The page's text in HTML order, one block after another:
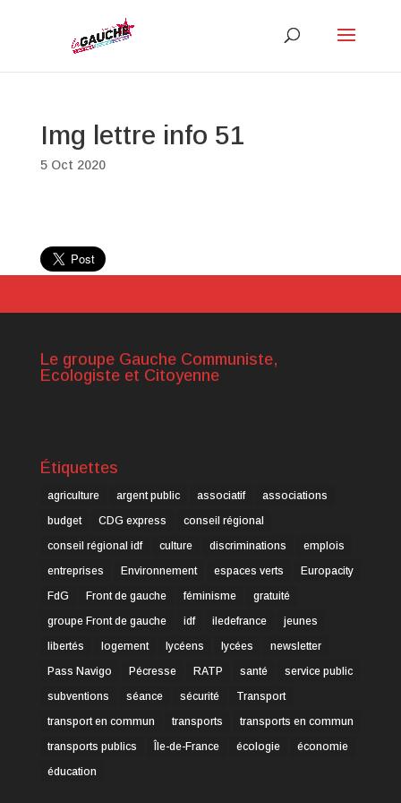
Img lettre info 51
5 Oct 2020
Le groupe Gauche Communiste,
Ecologiste et Citoyenne
Étiquettes
agriculture argent public associatif
associations
budget
CDG express
conseil régional
conseil régional idf
culture discriminations
emplois
entreprises
Environnement espaces verts
Europacity
FdG
Front de gauche féminisme
gratuité
groupe Front de gauche
idf iledefrance
jeunes
libertés
logement lycéens lycées
newsletter
Pass Navigo
Pécresse RATP santé
service public
subventions
séance sécurité
Transport
transport en commun
transports
transports en commun
transports publics
Île-de-France écologie
économie
éducation